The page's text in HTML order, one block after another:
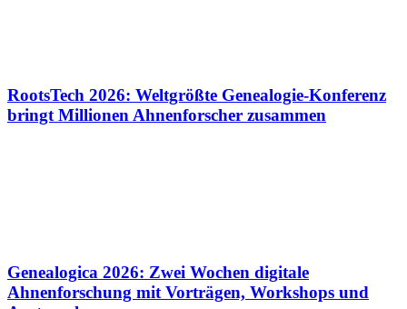
RootsTech 2026: Weltgrößte Genealogie-Konferenz
bringt Millionen Ahnenforscher zusammen
Genealogica 2026: Zwei Wochen digitale
Ahnenforschung mit Vorträgen, Workshops und